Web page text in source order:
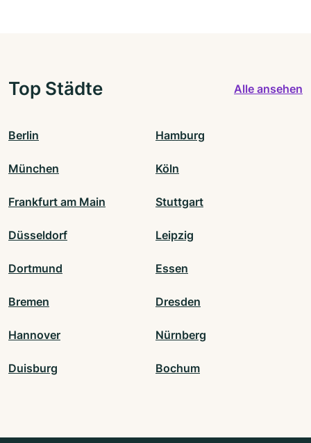
Top Städte Alle ansehen
Berlin Hamburg
München Köln
Frankfurt am Main Stuttgart
Düsseldorf Leipzig
Dortmund Essen
Bremen Dresden
Hannover Nürnberg
Duisburg Bochum